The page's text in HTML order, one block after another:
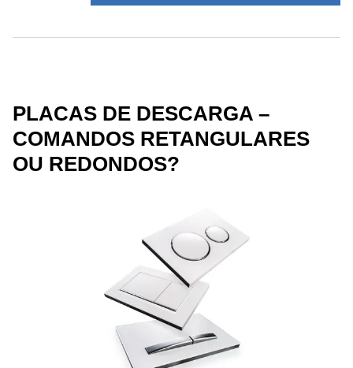
PLACAS DE DESCARGA –
COMANDOS RETANGULARES
OU REDONDOS?